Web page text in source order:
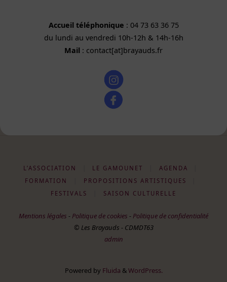
Accueil téléphonique : 04 73 63 36 75
du lundi au vendredi 10h-12h & 14h-16h
Mail : contact[at]brayauds.fr
L’ASSOCIATION LE GAMOUNET AGENDA
FORMATION
PROPOSITIONS ARTISTIQUES
FESTIVALS
SAISON CULTURELLE
Mentions légales - Politique de cookies - Politique de confidentialité
© Les Brayauds - CDMDT63
admin
Powered byFluida &WordPress.